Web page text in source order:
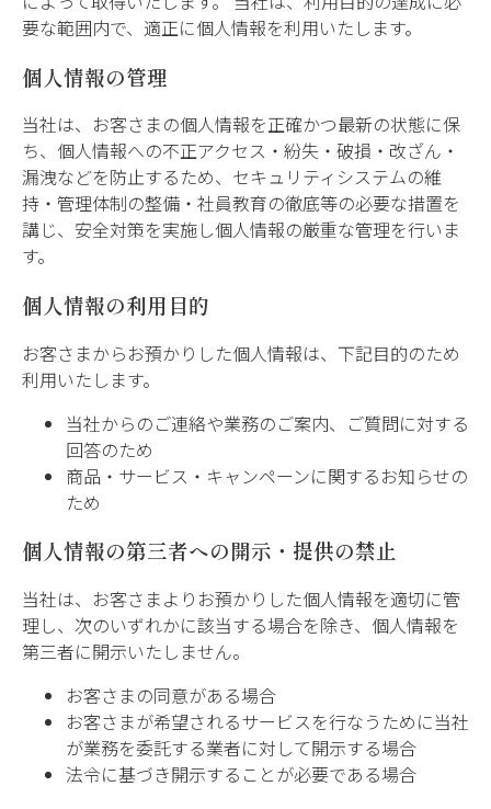
要な範囲内で、適正に個⼈情報を利⽤いたします。
個人情報の管理
当社は、お客さまの個人情報を正確かつ最新の状態に保
ち、個人情報への不正アクセス・紛失・破損・改ざん・
漏洩などを防止するため、セキュリティシステムの維
持・管理体制の整備・社員教育の徹底等の必要な措置を
講じ、安全対策を実施し個人情報の厳重な管理を行いま
す。
個人情報の利用目的
お客さまからお預かりした個人情報は、下記目的のため
利用いたします。
当社からのご連絡や業務のご案内、ご質問に対する
回答のため
商品・サービス・キャンペーンに関するお知らせの
ため
個人情報の第三者への開示・提供の禁止
当社は、お客さまよりお預かりした個人情報を適切に管
理し、次のいずれかに該当する場合を除き、個人情報を
第三者に開示いたしません。
お客さまの同意がある場合
お客さまが希望されるサービスを行なうために当社
が業務を委託する業者に対して開示する場合
法令に基づき開示することが必要である場合